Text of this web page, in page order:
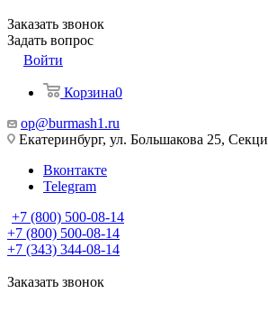
Заказать звонок
Задать вопрос
Войти
Корзина0
op@burmash1.ru
Екатеринбург, ул. Большакова 25,
Вконтакте
Telegram
+7 (800) 500-08-14
+7 (800) 500-08-14
+7 (343) 344-08-14
Заказать звонок